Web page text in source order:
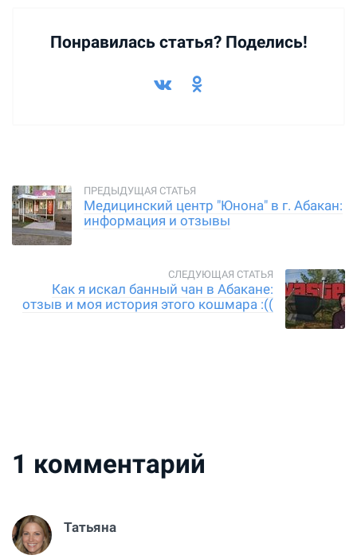
Понравилась статья? Поделись!
Медицинский центр "Юнона" в г. Абакан:
информация и отзывы
Как я искал банный чан в Абакане:
отзыв и моя история этого кошмара :((
1 комментарий
Татьяна